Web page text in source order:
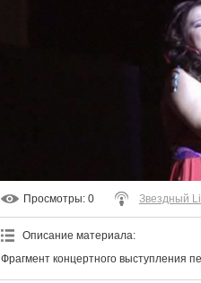
Просмотры: 0 Звездный
Описание материала:
Фрагмент концертного выступления